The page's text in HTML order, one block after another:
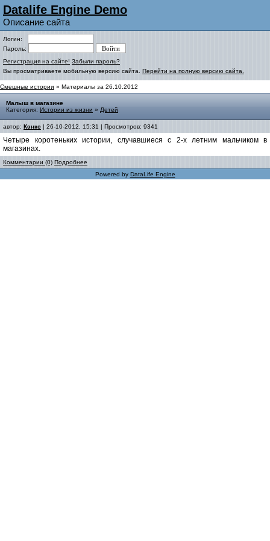
Datalife Engine Demo
Описание сайта
Логин:
Пароль:
Регистрация на сайте! Забыли пароль?
Вы просматриваете мобильную версию сайта. Перейти на полную версию сайта.
Смешные истории » Материалы за 26.10.2012
Малыш в магазине
Категория: Истории из жизни » Детей
автор: Кэнкс | 26-10-2012, 15:31 | Просмотров: 9341
Четыре коротеньких истории, случавшиеся с 2-х летним мальчиком в
магазинах.
Комментарии (0) Подробнее
Powered by DataLife Engine